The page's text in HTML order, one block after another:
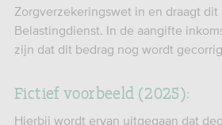
Zorgverzekeringswet in en draagt dit
Belastingdienst. In de aangifte
zijn dat dit bedrag nog wordt
Fictief voorbeeld (2025):
Hierbij wordt ervan uitgegaan dat